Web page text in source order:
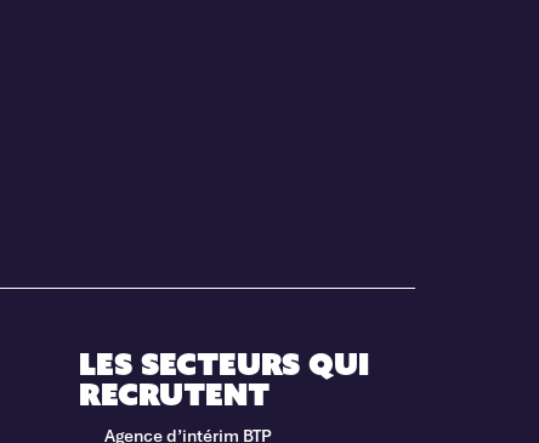
Les secteurs qui
recrutent
Agence d’intérim BTP